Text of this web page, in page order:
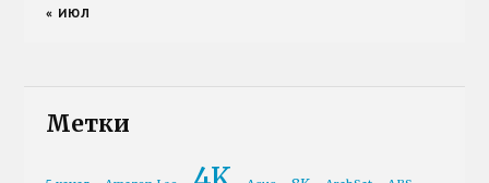
« ИЮЛ
Метки